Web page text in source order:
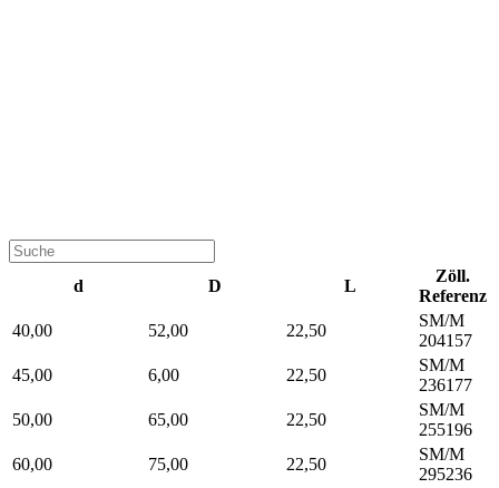
d D L
Zöll.
Referenz
40,00
52,00 22,50
SM/M
204157
45,00
6,00 22,50
SM/M
236177
50,00
65,00 22,50
SM/M
255196
60,00
75,00 22,50
SM/M
295236